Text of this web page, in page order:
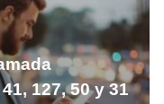
127, 50 y 31